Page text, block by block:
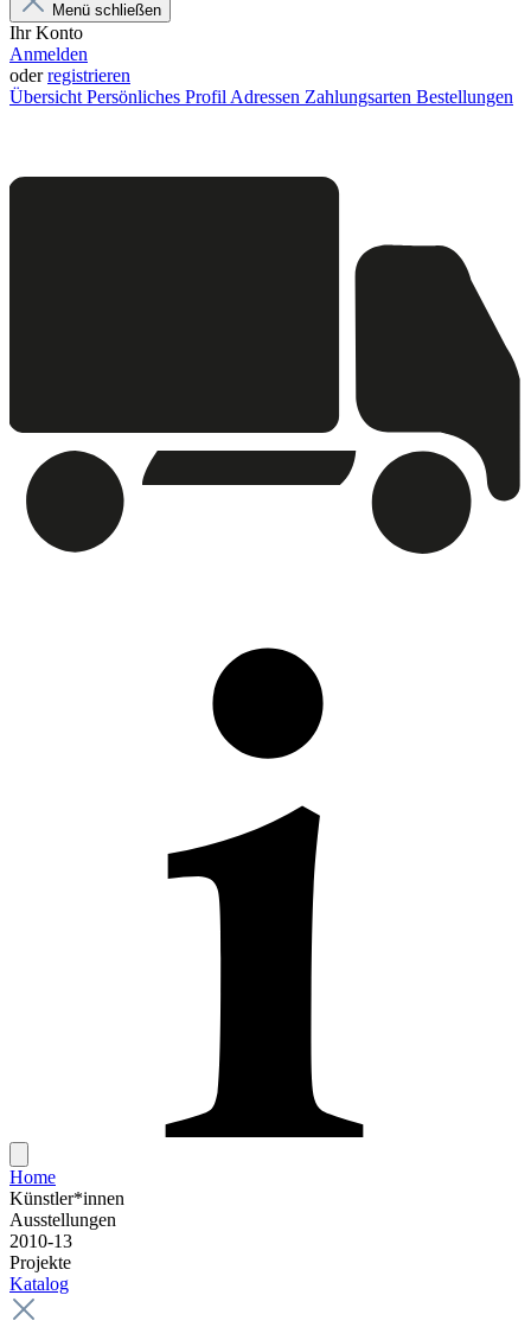
Menü schließen
Ihr Konto
Anmelden
oderregistrieren
Übersicht Persönliches Profil Adressen Zahlungsarten Bestellungen
Home
Künstler*innen
Ausstellungen
2010-13
Projekte
Katalog